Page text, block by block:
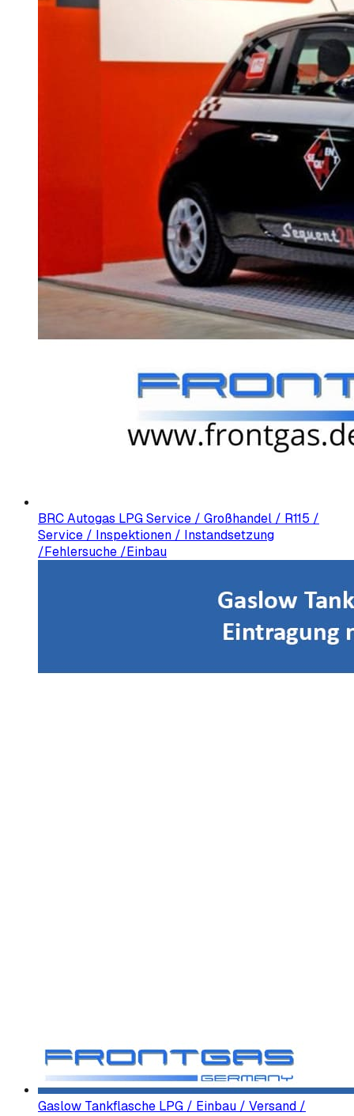
BRC Autogas LPG Service / Großhandel / R115 /
Service / Inspektionen / Instandsetzung
/Fehlersuche /Einbau
Gaslow Tankflasche LPG / Einbau / Versand /